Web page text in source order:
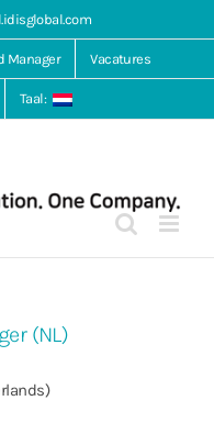
Manager Vacatures
Taal:
(NL)